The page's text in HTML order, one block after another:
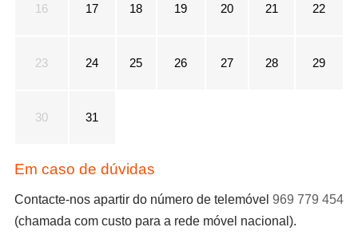
16 17 18 19 20 21 22
23 24 25 26 27 28 29
30 31
Em caso de dúvidas
Contacte-nos apartir do número de telemóvel 969 779 454
(chamada com custo para a rede móvel nacional).